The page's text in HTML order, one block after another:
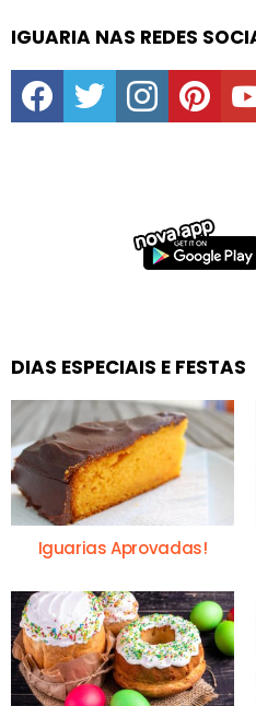
IGUARIA NAS REDES
facebooktwitter instagrampinterest
DIAS ESPECIAIS E FESTAS
Iguarias Aprovadas!